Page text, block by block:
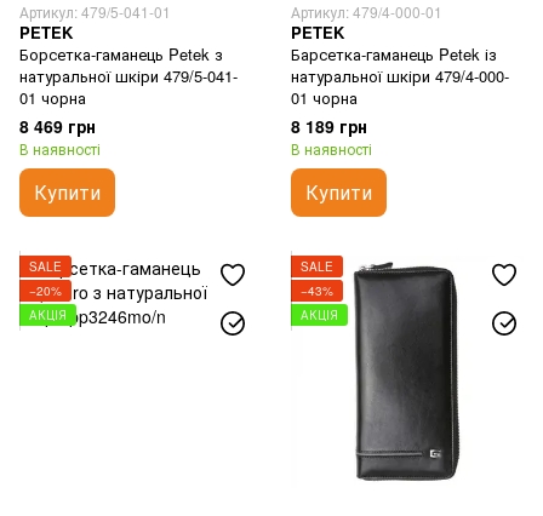
Артикул: 479/5-041-01
PETEK
Борсетка-гаманець Petek з
натуральної шкіри 479/5-041-
01 чорна
8 469 грн
В наявності
Купити
Артикул: 479/4-000-01
PETEK
Барсетка-гаманець Petek із
натуральної шкіри 479/4-000-
01 чорна
8 189 грн
В наявності
Купити
SALE
−20%
АКЦІЯ
SALE
−43%
АКЦІЯ